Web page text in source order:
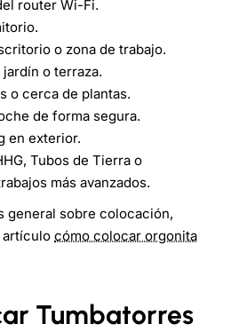
router Wi-Fi.
o zona de trabajo.
o terraza.
o cerca de plantas.
de forma segura.
en exterior.
Tubos de Tierra o
más avanzados.
general sobre colocación,
artículo cómo colocar orgonita
Tumbatorres